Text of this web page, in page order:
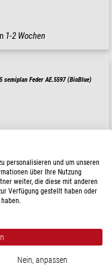
1-2 Wochen
semiplan Feder AE.5597 (BioBlue)
in 1-2 Wochen
F PH objective 100x/1.35, M-1315
personalisieren und um unseren
über Ihre Nutzung
weiter, die diese mit anderen
Verfügung gestellt haben oder
Nein, anpassen